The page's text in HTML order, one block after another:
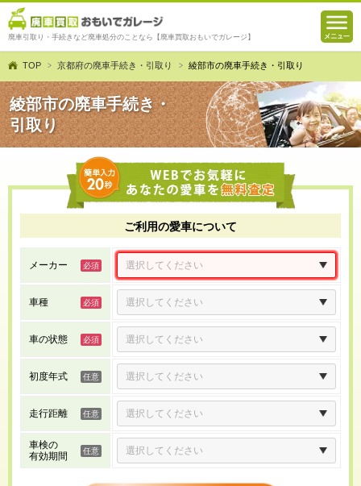
廃車引取り・手続きなど廃車処分のことなら【廃車買取おもいでガレージ】
TOP 京都府の廃車手続き・引取り 綾部市の廃車手続き・引取り
綾部市の廃車手続き・
引取り
ご利用の愛車について
メーカー
車種
車の状態
初度年式
走行距離
車検の
有効期間